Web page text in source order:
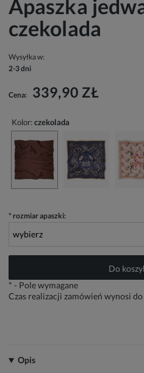
Apaszka
czekolada
Wysyłka w:
2-3 dni
Cena: 339,90 ZŁ
Kolor:czekolada
* rozmiar apaszki:
Do
* - Pole wymagane
Czas realizacji zamówień wynosi
Opis